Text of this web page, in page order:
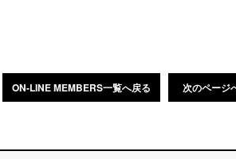
ON-LINE MEMBERS一覧へ戻る 次のページ